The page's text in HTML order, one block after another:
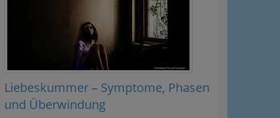
Liebeskummer – Symptome, Phasen
und Überwindung